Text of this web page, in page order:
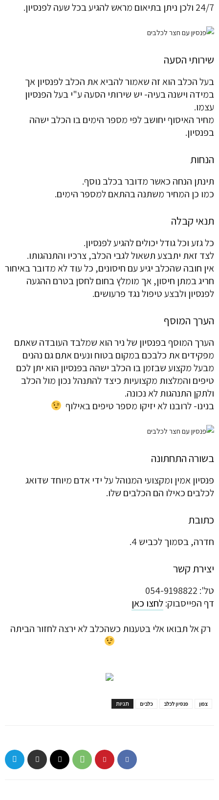
24/7 ולכן ניתן בתיאום מראש להגיע בכל שעה לפנסיון.
שירותי הסעה
בעל הכלב הוא זה שאמור להביא את הכלב לפנסיון אך
במידה וישנה בעיה- יש שירותי הסעה ע"י בעל הפנסיון
עצמו.
מחיר האיסוף יחושב לפי מספר הימים בו הכלב ישהה
בפנסיון.
הנחות
תינתן הנחה כאשר מדובר בכלב נוסף.
כמו כן המחיר משתנה בהתאם למספר הימים.
תנאי קבלה
כל גזע וכל גודל יכולים להגיע לפנסיון.
לצד זאת יתבצע תשאול לגבי הכלב, צרכיו והתנהגותו.
אין חובה שהכלב יגיע עם חיסונים, כל עוד לא מדובר באיחור
חריג במתן חיסון, אך מומלץ בחום לחסן בטרם ההגעה
לפנסיון ולבצע טיפול נגד פרעושים.
הערך המוסף
הערך המוסף בפנסיון של ניר הוא שמלבד העובדה שאתם
מפקידים את כלבכם במקום בטוח ונעים אתם גם נהנים
מבעל מקצוע שבזמן בו הכלב ישהה בפנסיון הוא יתן לכם
טיפים והמלצות מקצועיות כיצד להתנהל נכון מול הכלב
ולתקן התנהגות לא נכונה.
בנינו- לרובנו לא יזיקו מספר טיפים באילוף
בשורה התחתונה
פנסיון אמין ומקצועי המנוהל על ידי אדם מיוחד שדואג
לכלבים כאילו הם הכלבים שלו.
כתובת
חדרה, בסמוך לכביש 4.
יצירת קשר
טל': 054-9198822
דף הפייסבוק:לחצו כאן
רק אל תבואו אלי בטענות כשהכלב לא ירצה לחזור הביתה
תגיות כלבים פנסיון לכלב צפון